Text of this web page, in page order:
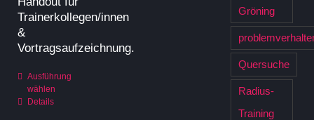
Trainerkollegen/innen
&
Vortragsaufzeichnung.
Ausführung
wählen
Details
Gröning
Quersuche
Radius-
Training